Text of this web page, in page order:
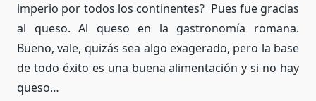
imperio por todos los continentes? Pues fue gracias
al queso. Al queso en la gastronomía romana.
Bueno, vale, quizás sea algo exagerado, pero la base
de todo éxito es una buena alimentación y si no hay
queso…